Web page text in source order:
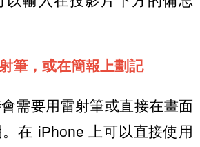
筆，或在簡報上劃記
需要用雷射筆或直接在畫面
。在 iPhone 上可以直接使用